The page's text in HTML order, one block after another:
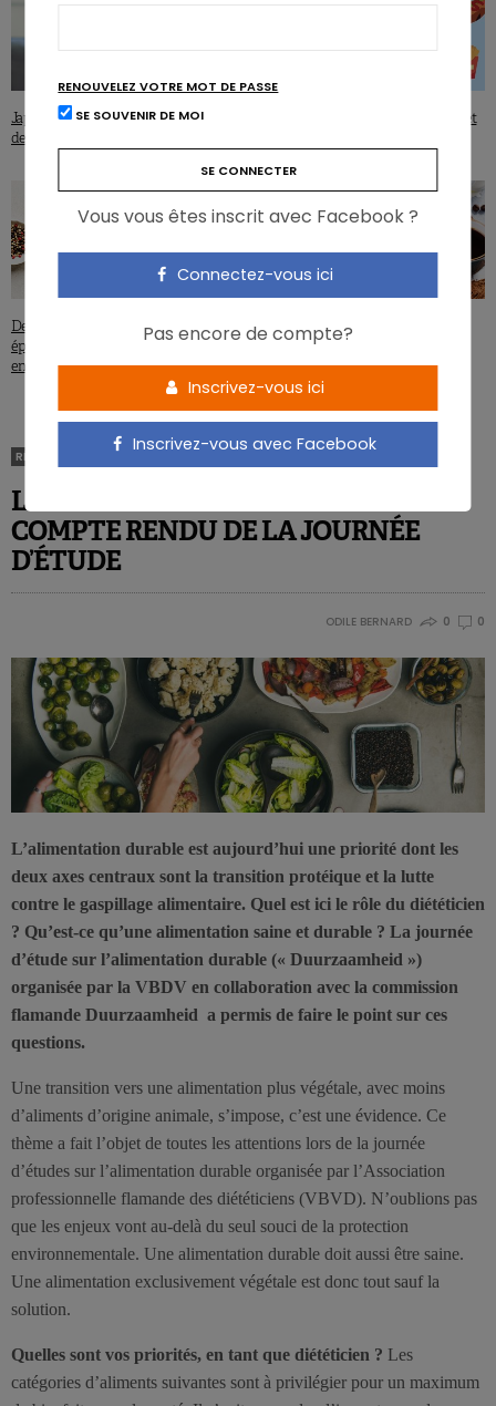
Japon : moins de riz, plus de pain et
de cholestérol
Indice inflammatoire alimentaire et
Des herbes aromatiques et des
épices pour un microbiote intestinal
en meilleur santé
Boissons caféinées et battements
cardiaques : la caféine hors cause ?
RÉGIMES FLEXITARIEN
La durabilité dans nos assiettes
COMPTE RENDU DE LA JOURNÉE
D’ÉTUDE
ODILE BERNARD 0 0
L’alimentation durable est aujourd’hui une priorité dont les
deux axes centraux sont la transition protéique et la lutte
contre le gaspillage alimentaire. Quel est ici le rôle du diététicien
? Qu’est-ce qu’une alimentation saine et durable ? La journée
d’étude sur l’alimentation durable (« Duurzaamheid »)
organisée par la VBDV en collaboration avec la commission
flamande Duurzaamheid a permis de faire le point sur ces
questions.
Une transition vers une alimentation plus végétale, avec moins
d’aliments d’origine animale, s’impose, c’est une évidence. Ce
thème a fait l’objet de toutes les attentions lors de la journée
d’études sur l’alimentation durable organisée par l’Association
professionnelle flamande des diététiciens (VBVD). N’oublions pas
que les enjeux vont au-delà du seul souci de la protection
environnementale. Une alimentation durable doit aussi être saine.
Une alimentation exclusivement végétale est donc tout sauf la
solution.
Quelles sont vos priorités, en tant que diététicien ? Les
catégories d’aliments suivantes sont à privilégier pour un maximum
RENOUVELEZ VOTRE MOT DE PASSE
SE SOUVENIR DE MOI
Vous vous êtes inscrit avec Facebook ?
Connectez-vous ici
Pas encore de compte?
Inscrivez-vous ici
Inscrivez-vous avec Facebook